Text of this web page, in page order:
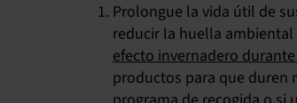
Prolongue la vida útil de
reducir la huella
efecto invernadero
productos para que duren